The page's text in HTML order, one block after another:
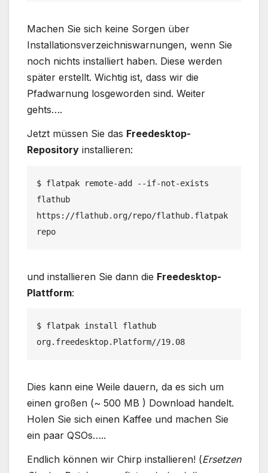
Machen Sie sich keine Sorgen über
Installationsverzeichniswarnungen, wenn Sie
noch nichts installiert haben. Diese werden
später erstellt. Wichtig ist, dass wir die
Pfadwarnung losgeworden sind. Weiter
gehts….
Jetzt müssen Sie das Freedesktop-
Repository installieren:
$ flatpak remote-add --if-not-exists
flathub
https://flathub.org/repo/flathub.flatpak
repo
und installieren Sie dann die Freedesktop-
Plattform:
$ flatpak install flathub
org.freedesktop.Platform//19.08
Dies kann eine Weile dauern, da es sich um
einen großen (~ 500 MB ) Download handelt.
Holen Sie sich einen Kaffee und machen Sie
ein paar QSOs…..
Endlich können wir Chirp installieren! (Ersetzen